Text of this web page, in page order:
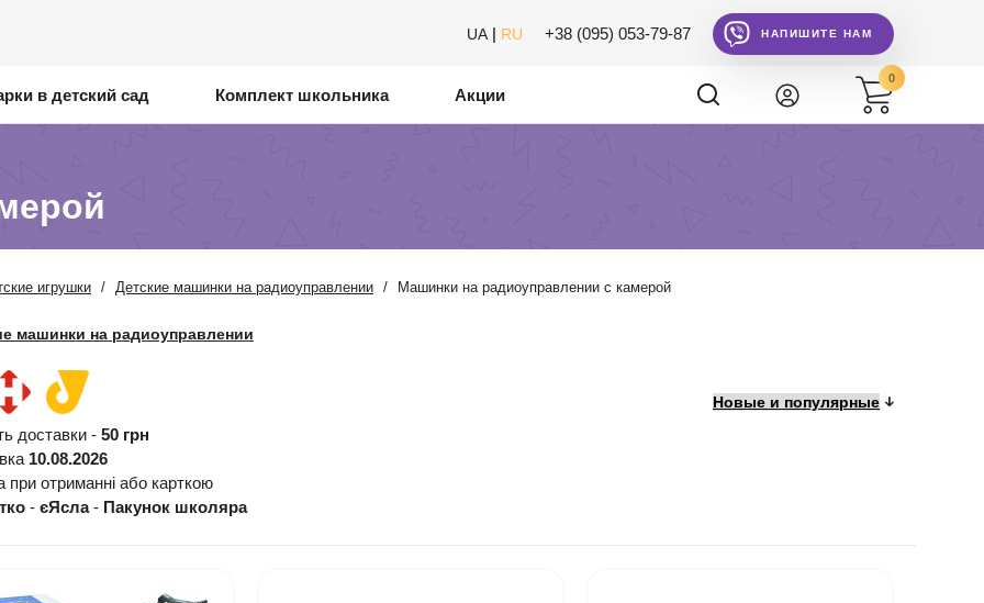
UA | RU +38 (095) 053-79-87 НАПИШИТЕ НАМ
в детский сад Комплект школьника Акции
0
игрушки / Детские машинки на радиоуправлении / Машинки на радиоуправлении с камерой
машинки на радиоуправлении
доставки - 50 грн
10.08.2026
при отриманні або карткою
- єЯсла- Пакунок школяра